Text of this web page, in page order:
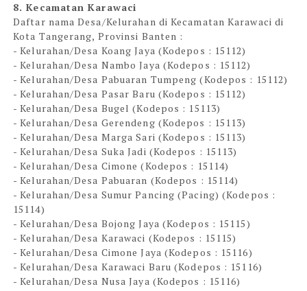
8. Kecamatan Karawaci
Daftar nama Desa/Kelurahan di Kecamatan Karawaci di
Kota Tangerang, Provinsi Banten :
- Kelurahan/Desa Koang Jaya (Kodepos : 15112)
- Kelurahan/Desa Nambo Jaya (Kodepos : 15112)
- Kelurahan/Desa Pabuaran Tumpeng (Kodepos : 15112)
- Kelurahan/Desa Pasar Baru (Kodepos : 15112)
- Kelurahan/Desa Bugel (Kodepos : 15113)
- Kelurahan/Desa Gerendeng (Kodepos : 15113)
- Kelurahan/Desa Marga Sari (Kodepos : 15113)
- Kelurahan/Desa Suka Jadi (Kodepos : 15113)
- Kelurahan/Desa Cimone (Kodepos : 15114)
- Kelurahan/Desa Pabuaran (Kodepos : 15114)
- Kelurahan/Desa Sumur Pancing (Pacing) (Kodepos :
15114)
- Kelurahan/Desa Bojong Jaya (Kodepos : 15115)
- Kelurahan/Desa Karawaci (Kodepos : 15115)
- Kelurahan/Desa Cimone Jaya (Kodepos : 15116)
- Kelurahan/Desa Karawaci Baru (Kodepos : 15116)
- Kelurahan/Desa Nusa Jaya (Kodepos : 15116)